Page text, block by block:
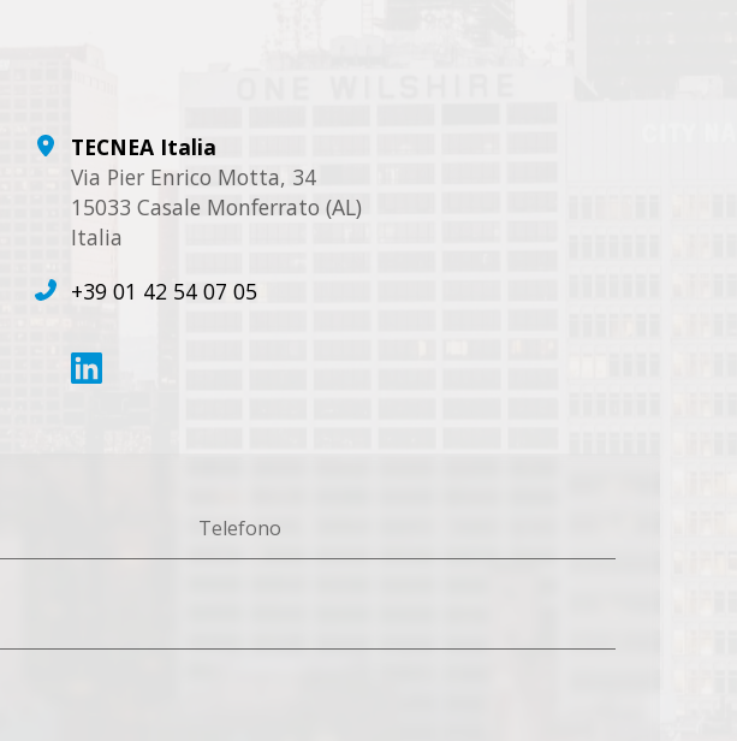
Telefono
TECNEA Italia
Via Pier Enrico Motta, 34
15033 Casale Monferrato (AL)
Italia
+39 01 42 54 07 05